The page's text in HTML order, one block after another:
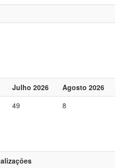
Julho 2026
Agosto 2026
49 8